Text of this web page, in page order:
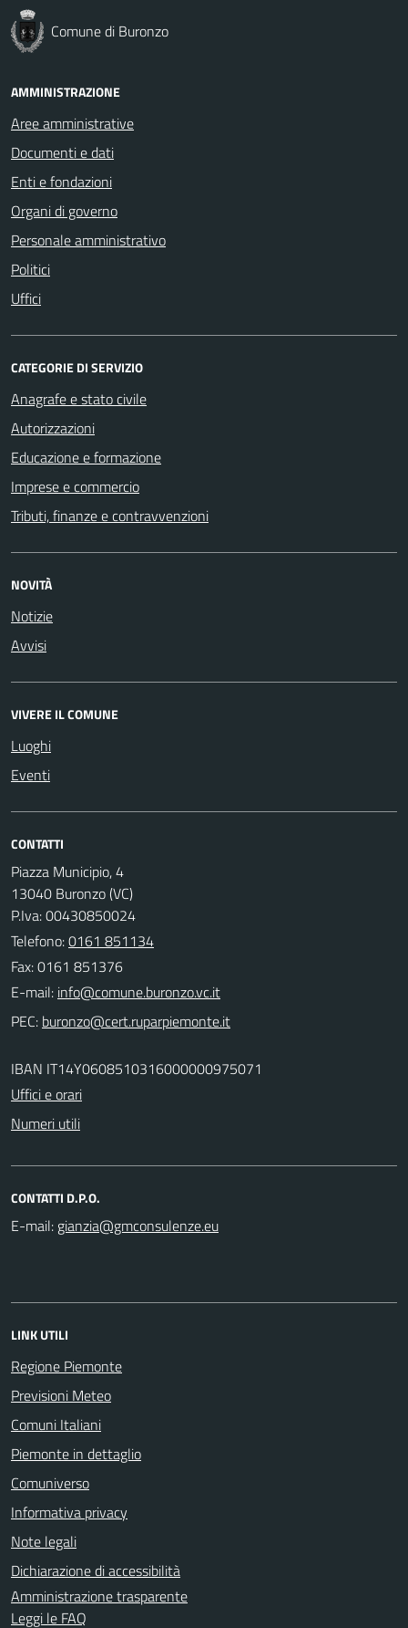
Comune di Buronzo
AMMINISTRAZIONE
Aree amministrative
Documenti e dati
Enti e fondazioni
Organi di governo
Personale amministrativo
Politici
Uffici
CATEGORIE DI SERVIZIO
Anagrafe e stato civile
Autorizzazioni
Educazione e formazione
Imprese e commercio
Tributi, finanze e contravvenzioni
NOVITÀ
Notizie
Avvisi
VIVERE IL COMUNE
Luoghi
Eventi
CONTATTI
Piazza Municipio, 4
13040 Buronzo (VC)
P.Iva: 00430850024
Telefono:0161 851134
Fax: 0161 851376
E-mail:
PEC:
IBAN IT14Y0608510316000000975071
Uffici e orari
Numeri utili
CONTATTI D.P.O.
E-mail:
LINK UTILI
Regione Piemonte
Previsioni Meteo
Comuni Italiani
Piemonte in dettaglio
Comuniverso
Informativa privacy
Note legali
Dichiarazione di accessibilità
Amministrazione trasparente
Leggi le FAQ